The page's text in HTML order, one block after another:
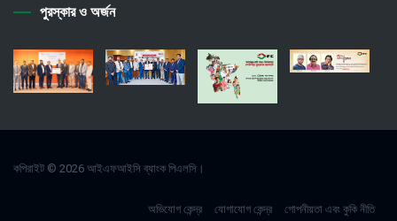
পুরস্কার ও অর্জন
কপিরাইট © 2026 আইএফআইসি ব্যাংক পিএলসি।
অভিযোগ কেন্দ্র যোগাযোগ কেন্দ্র গোপনীয়তা এবং কুকি নীতি